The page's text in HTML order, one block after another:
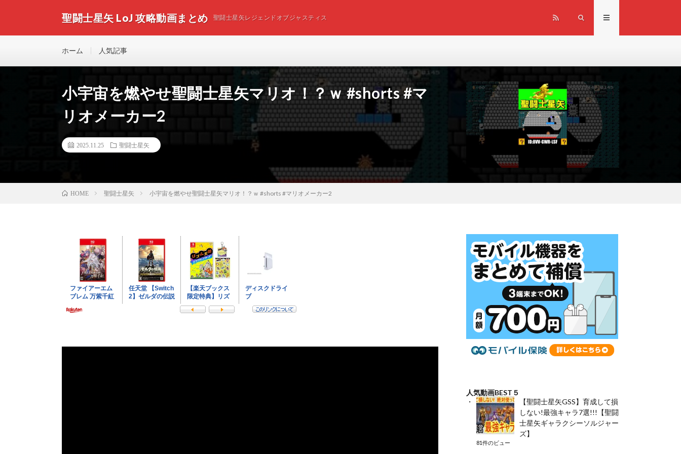
聖闘士星矢 LoJ 攻略動画まとめ 聖闘士星矢レジェンドオブジャスティス
ホーム 人気記事
小宇宙を燃やせ聖闘士星矢マリオ！？ｗ #shorts #マ
リオメーカー2
2025.11.25 聖闘士星矢
HOME 聖闘士星矢 小宇宙を燃やせ聖闘士星矢マリオ！？ｗ #shorts #マリオメーカー2
人気動画BEST５
【聖闘士星矢GSS】育成して損
しない!最強キャラ7選!!!【聖闘
士星矢ギャラクシーソルジャー
ズ】
81件のビュー